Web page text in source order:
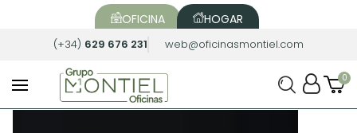
OFICINA HOGAR
(+34) 629 676 231 web@oficinasmontiel.com